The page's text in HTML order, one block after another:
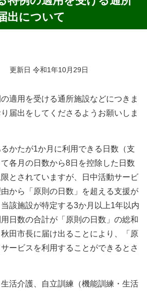
出について
更新日 令和1年10月29日
適用を受ける通所施設などにつきま
届出をしてくださるようお願いしま
るかたが1か月に利用できる日数（支
各月の日数から8日を控除した日数
限とされていますが、日中活動サービ
から「原則の日数」を超える支援が
該施設が特定する3か月以上1年以内
日数の合計が「原則の日数」の総和
田市長に届け出ることにより、「原
ービスを利用することができるとさ
活介護、自立訓練（機能訓練・生活